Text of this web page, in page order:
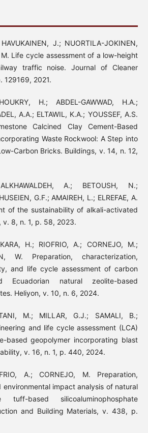
J.; NUORTILA-JOKINEN,
M. Life cycle assessment of a low-height
traffic noise. Journal of Cleaner
129169, 2021.
H.; ABDEL-GAWWAD, H.A.;
A.A.; ELTAWIL, K.A.; YOUSSEF, A.S.
Calcined Clay Cement-Based
Waste Rockwool: A Step into
Carbon Bricks. Buildings, v. 14, n. 12,
A.; BETOUSH, N.;
G.F.; AMAIREH, L.; ELREFAE, A.
of the sustainability of alkali-activated
v. 8, n. 1, p. 58, 2023.
H.; RIOFRIO, A.; CORNEJO, M.;
W. Preparation, characterization,
and life cycle assessment of carbon
Ecuadorian natural zeolite-based
Heliyon, v. 10, n. 6, 2024.
M.; MILLAR, G.J.; SAMALI, B.;
and life cycle assessment (LCA)
based geopolymer incorporating blast
v. 16, n. 1, p. 440, 2024.
A.; CORNEJO, M. Preparation,
impact analysis of natural
tuff-based silicoaluminophosphate
and Building Materials, v. 438, p.